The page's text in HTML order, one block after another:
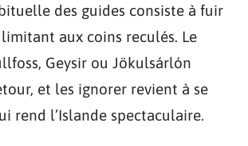
des guides consiste à fuir
aux coins reculés. Le
Geysir ou Jökulsárlón
et les ignorer revient à se
rend l’Islande spectaculaire.